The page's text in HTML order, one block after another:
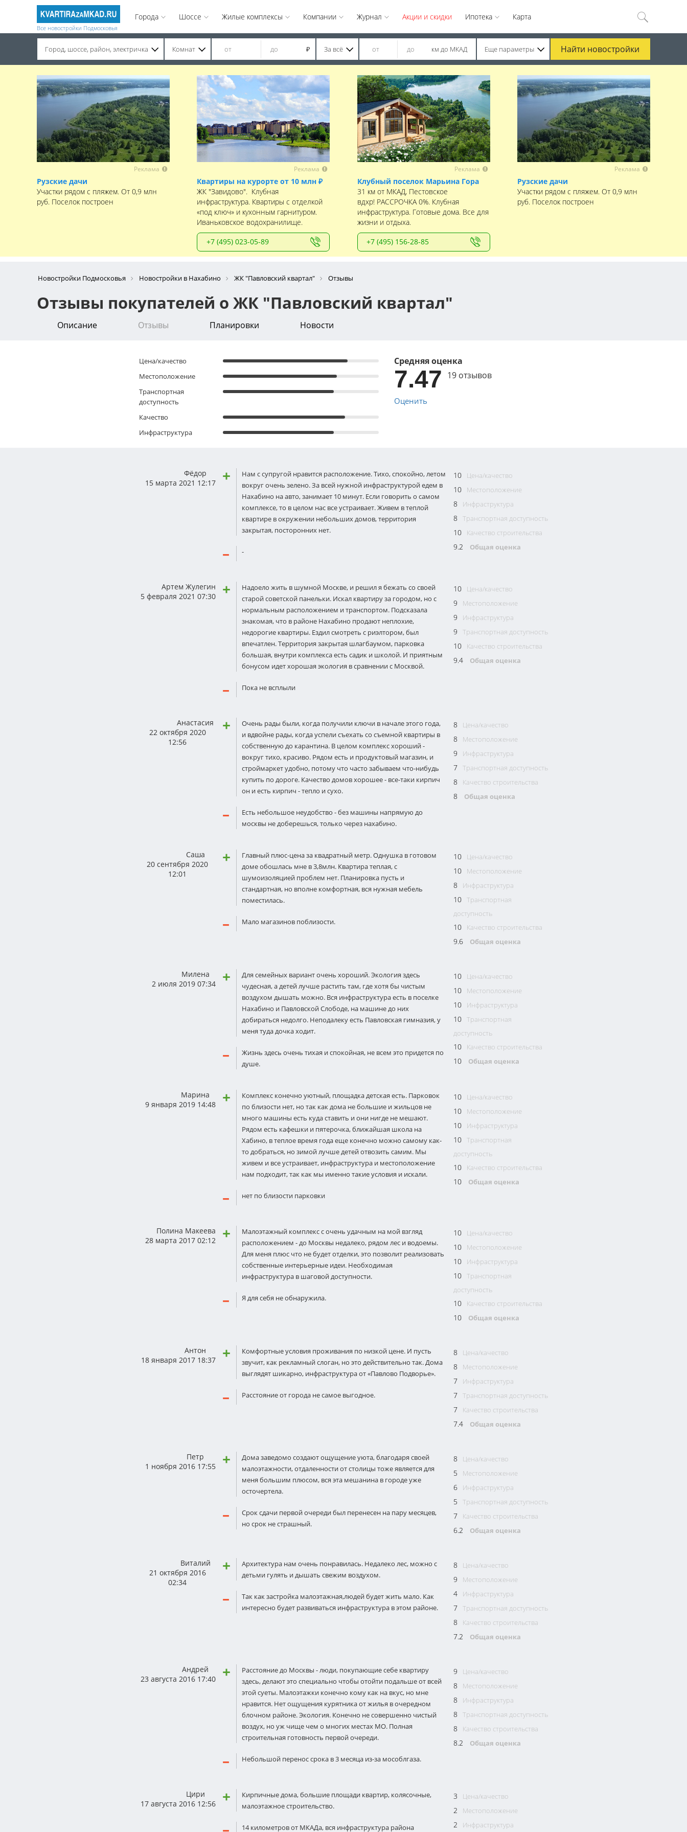
Все новостройки Подмосковья
Города Шоссе Жилые комплексы Компании Журнал Акции и скидки Ипотека Карта
Город, шоссе, район, электричка Комнат ₽ За всё км до МКАД Еще параметры Найти новостройки
Реклама
Рузские дачи
Участки рядом с пляжем. От 0,9 млн
руб. Поселок построен
Реклама
Квартиры на курорте от 10 млн ₽
ЖК "Завидово". Клубная
инфраструктура. Квартиры с отделкой
«под ключ» и кухонным гарнитуром.
Иваньковское водохранилище.
+7 (495) 023-05-89
Реклама
Клубный поселок Марьина Гора
31 км от МКАД, Пестовское
вдхр! РАССРОЧКА 0%. Клубная
инфраструктура. Готовые дома. Все для
жизни и отдыха.
+7 (495) 156-28-85
Реклама
Рузские дачи
Участки рядом с пляжем. От 0,9 млн
руб. Поселок построен
Новостройки Подмосковья Новостройки в Нахабино ЖК "Павловский квартал" Отзывы
Отзывы покупателей о ЖК "Павловский квартал"
Описание Отзывы Планировки Новости
Цена/качество
Местоположение
Транспортная
доступность
Качество
Инфраструктура
Средняя оценка
7.47 19 отзывов
Оценить
Фёдор
15 марта 2021 12:17
Нам с супругой нравится расположение. Тихо, спокойно, летом
вокруг очень зелено. За всей нужной инфраструктурой едем в
Нахабино на авто, занимает 10 минут. Если говорить о самом
комплексе, то в целом нас все устраивает. Живем в теплой
квартире в окружении небольших домов, территория
закрытая, посторонних нет.
-
10 Цена/качество
10 Местоположение
8 Инфраструктура
8 Транспортная доступность
10 Качество строительства
9.2 Общая оценка
Артем Жулегин
5 февраля 2021 07:30
Надоело жить в шумной Москве, и решил я бежать со своей
старой советской панельки. Искал квартиру за городом, но с
нормальным расположением и транспортом. Подсказала
знакомая, что в районе Нахабино продают неплохие,
недорогие квартиры. Ездил смотреть с риэлтором, был
впечатлен. Территория закрытая шлагбаумом, парковка
большая, внутри комплекса есть садик и школой. И приятным
бонусом идет хорошая экология в сравнении с Москвой.
Пока не всплыли
10 Цена/качество
9 Местоположение
9 Инфраструктура
9 Транспортная доступность
10 Качество строительства
9.4 Общая оценка
Анастасия
22 октября 2020
12:56
Очень рады были, когда получили ключи в начале этого года,
и вдвойне рады, когда успели съехать со съемной квартиры в
собственную до карантина. В целом комплекс хороший -
вокруг тихо, красиво. Рядом есть и продуктовый магазин, и
строймаркет удобно, потому что часто забываем что-нибудь
купить по дороге. Качество домов хорошее - все-таки кирпич
он и есть кирпич - тепло и сухо.
Есть небольшое неудобство - без машины напрямую до
москвы не доберешься, только через нахабино.
8 Цена/качество
8 Местоположение
9 Инфраструктура
7 Транспортная доступность
8 Качество строительства
8 Общая оценка
Саша
20 сентября 2020
12:01
Главный плюс-цена за квадратный метр. Однушка в готовом
доме обошлась мне в 3,8млн. Квартира теплая, с
шумоизоляцией проблем нет. Планировка пусть и
стандартная, но вполне комфортная, вся нужная мебель
поместилась.
Мало магазинов поблизости.
10 Цена/качество
10 Местоположение
8 Инфраструктура
10 Транспортная
доступность
10 Качество строительства
9.6 Общая оценка
Милена
2 июля 2019 07:34
Для семейных вариант очень хороший. Экология здесь
чудесная, а детей лучше растить там, где хотя бы чистым
воздухом дышать можно. Вся инфраструктура есть в поселке
Нахабино и Павловской Слободе, на машине до них
добираться недолго. Неподалеку есть Павловская гимназия, у
меня туда дочка ходит.
Жизнь здесь очень тихая и спокойная, не всем это придется по
душе.
10 Цена/качество
10 Местоположение
10 Инфраструктура
10 Транспортная
доступность
10 Качество строительства
10 Общая оценка
Марина
9 января 2019 14:48
Комплекс конечно уютный, площадка детская есть. Парковок
по близости нет, но так как дома не большие и жильцов не
много машины есть куда ставить и они нигде не мешают.
Рядом есть кафешки и пятерочка, ближайшая школа на
Хабино, в теплое время года еще конечно можно самому как-
то добраться, но зимой лучше детей отвозить самим. Мы
живем и все устраивает, инфраструктура и местоположение
нам подходит, так как мы именно такие условия и искали.
нет по близости парковки
10 Цена/качество
10 Местоположение
10 Инфраструктура
10 Транспортная
доступность
10 Качество строительства
10 Общая оценка
Полина Макеева
28 марта 2017 02:12
Малоэтажный комплекс с очень удачным на мой взгляд
расположением - до Москвы недалеко, рядом лес и водоемы.
Для меня плюс что не будет отделки, это позволит реализовать
собственные интерьерные идеи. Необходимая
инфраструктура в шаговой доступности.
Я для себя не обнаружила.
10 Цена/качество
10 Местоположение
10 Инфраструктура
10 Транспортная
доступность
10 Качество строительства
10 Общая оценка
Антон
18 января 2017 18:37
Комфортные условия проживания по низкой цене. И пусть
звучит, как рекламный слоган, но это действительно так. Дома
выглядят шикарно, инфраструктура от «Павлово Подворье».
Расстояние от города не самое выгодное.
8 Цена/качество
8 Местоположение
7 Инфраструктура
7 Транспортная доступность
7 Качество строительства
7.4 Общая оценка
Петр
1 ноября 2016 17:55
Дома заведомо создают ощущение уюта, благодаря своей
малоэтажности, отдаленности от столицы тоже является для
меня большим плюсом, вся эта мешанина в городе уже
осточертела.
Срок сдачи первой очереди был перенесен на пару месяцев,
но срок не страшный.
8 Цена/качество
5 Местоположение
6 Инфраструктура
5 Транспортная доступность
7 Качество строительства
6.2 Общая оценка
Виталий
21 октября 2016
02:34
Архитектура нам очень понравилась. Недалеко лес, можно с
детьми гулять и дышать свежим воздухом.
Так как застройка малоэтажная,людей будет жить мало. Как
интересно будет развиваться инфраструктура в этом районе.
8 Цена/качество
9 Местоположение
4 Инфраструктура
7 Транспортная доступность
8 Качество строительства
7.2 Общая оценка
Андрей
23 августа 2016 17:40
Расстояние до Москвы - люди, покупающие себе квартиру
здесь, делают это специально чтобы отойти подальше от всей
этой суеты. Малоэтажки конечно кому как на вкус, но мне
нравится. Нет ощущения курятника от жилья в очередном
блочном районе. Экология. Конечно не совершенно чистый
воздух, но уж чище чем о многих местах МО. Полная
строительная готовность первой очереди.
Небольшой перенос срока в 3 месяца из-за мособлгаза.
9 Цена/качество
8 Местоположение
8 Инфраструктура
8 Транспортная доступность
8 Качество строительства
8.2 Общая оценка
Цири
17 августа 2016 12:56
Кирпичные дома, большие площади квартир, колясочные,
малоэтажное строительство.
14 километров от МКАДа, вся инфраструктура района
3 Цена/качество
2 Местоположение
2 Инфраструктура